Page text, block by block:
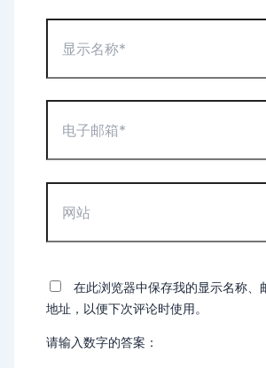
称
*
箱
在此浏览器中保存我的显示名称、
地址，以便下次评论时使用。
请输入数字的答案：